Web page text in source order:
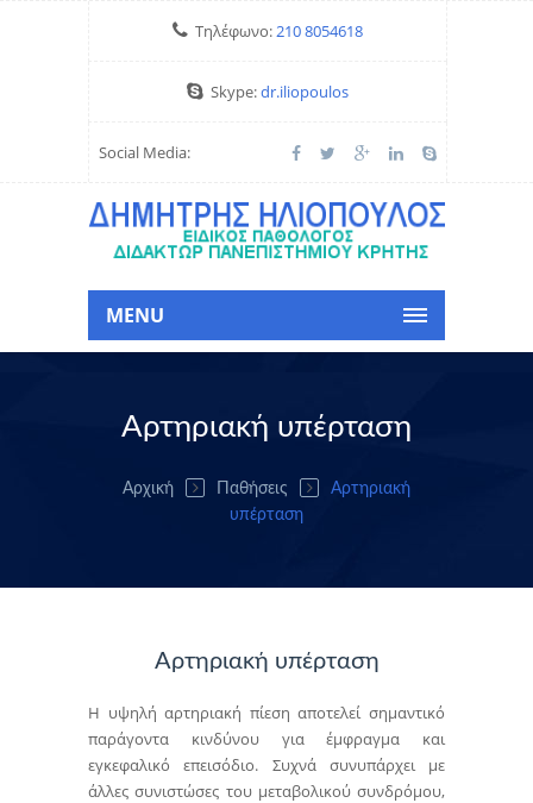
Τηλέφωνο:210 8054618
Skype:dr.iliopoulos
Social Media:
MENU
Αρτηριακή υπέρταση
Αρχική Παθήσεις
Αρτηριακή
υπέρταση
Αρτηριακή υπέρταση
Η υψηλή αρτηριακή πίεση αποτελεί σημαντικό
παράγοντα κινδύνου για έμφραγμα και
εγκεφαλικό επεισόδιο. Συχνά συνυπάρχει με
άλλες συνιστώσες του μεταβολικού συνδρόμου,